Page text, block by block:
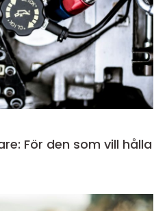
För den som vill hålla